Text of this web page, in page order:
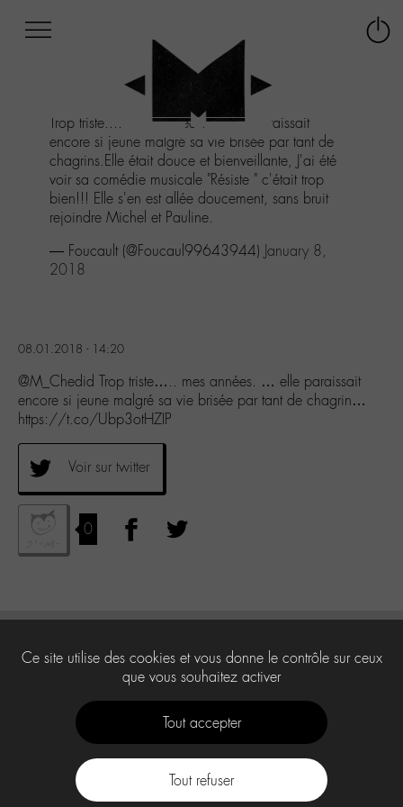
menu
Aller
au
contenu
Aller
recherche
Trop triste..... mes années. ... elle paraissait
encore si jeune malgré sa vie brisée par tant de
chagrins.Elle était douce et bienveillante, J'ai été
voir sa comédie musicale "Résiste " c'était trop
bien!!! Elle s'en est allée doucement, sans bruit
rejoindre Michel et Pauline.
— Foucault (@Foucaul99643944) January 8,
2018
08.01.2018 - 14:20
@M_Chedid Trop triste….. mes années. … elle paraissait
encore si jeune malgré sa vie brisée par tant de chagrin…
https://t.co/Ubp3otHZIP
Voir sur twitter
0
Ce site utilise des cookies et vous donne le contrôle sur ceux
que vous souhaitez activer
Tout accepter
Tout refuser